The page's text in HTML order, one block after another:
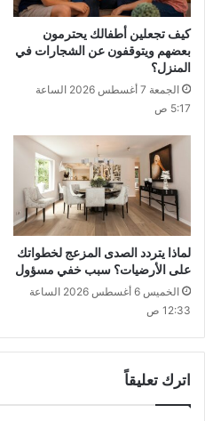
كيف تجعلين أطفالك يحترمون
بعضهم ويتوقفون عن الشجارات في
المنزل؟
الجمعة 7 أغسطس 2026 الساعة
5:17 ص
لماذا يتردد الصدى المزعج لخطواتك
على الأرضيات؟ سبب خفي مسؤول
الخميس 6 أغسطس 2026 الساعة
12:33 ص
اترك تعليقاً